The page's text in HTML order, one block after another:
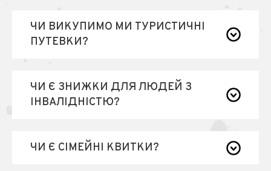
ЧИ ВИКУПИМО МИ ТУРИСТИЧНІ
ПУТЕВКИ?
ЧИ Є ЗНИЖКИ ДЛЯ ЛЮДЕЙ З
ІНВАЛІДНІСТЮ?
ЧИ Є СІМЕЙНІ КВИТКИ?